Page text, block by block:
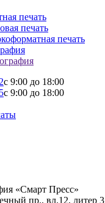
печать
печать
печать
c 9:00 до 18:00
c 9:00 до 18:00
«Смарт Пресс»
пр., вл.12, литер 3